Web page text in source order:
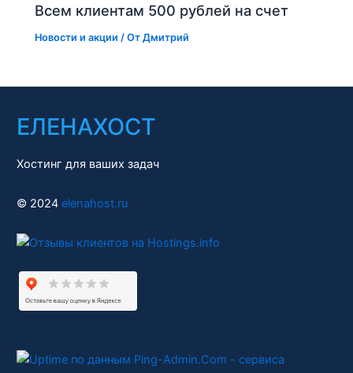
Всем клиентам 500 рублей на счет
Новости и акции / ОтДмитрий
ЕЛЕНАХОСТ
Хостинг для ваших задач
© 2024 elenahost.ru